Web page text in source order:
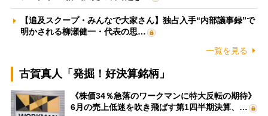
【追及スクープ・みんなで大家さん】独占入手“内部議事録”で
明かされる柳瀬健一・代表の思…
一覧を見る
古賀真人「発掘！好決算銘柄」
《株価34％急落のワークマンに特大反転の期待》
6月の売上低迷を吹き飛ばす第1四半期決算、…